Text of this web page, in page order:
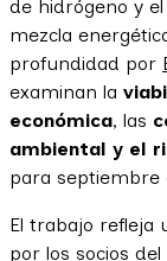
de hidrógeno y
mezcla
profundidad por
examinan la
económica, las
ambiental y el
para septiembre
El trabajo refleja
por los socios